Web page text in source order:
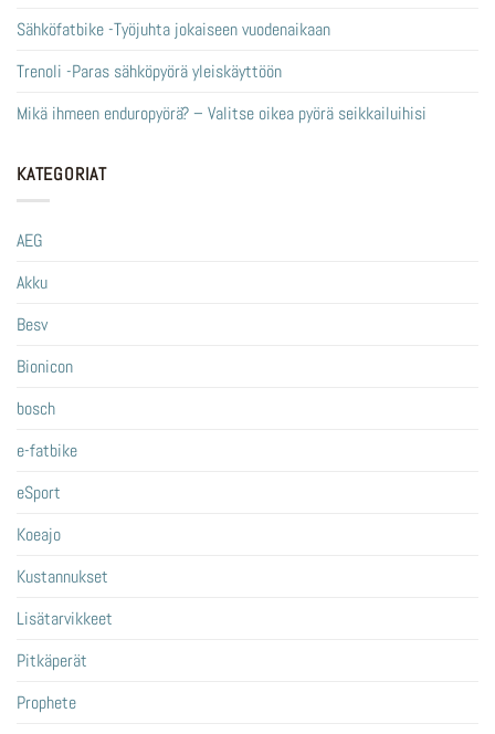
Sähköfatbike -Työjuhta jokaiseen vuodenaikaan
Trenoli -Paras sähköpyörä yleiskäyttöön
Mikä ihmeen enduropyörä? – Valitse oikea pyörä seikkailuihisi
KATEGORIAT
AEG
Akku
Besv
Bionicon
bosch
e-fatbike
eSport
Koeajo
Kustannukset
Lisätarvikkeet
Pitkäperät
Prophete